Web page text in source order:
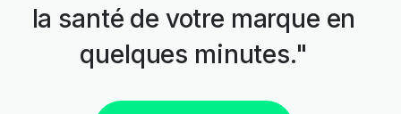
la santé de votre marque en
quelques minutes."